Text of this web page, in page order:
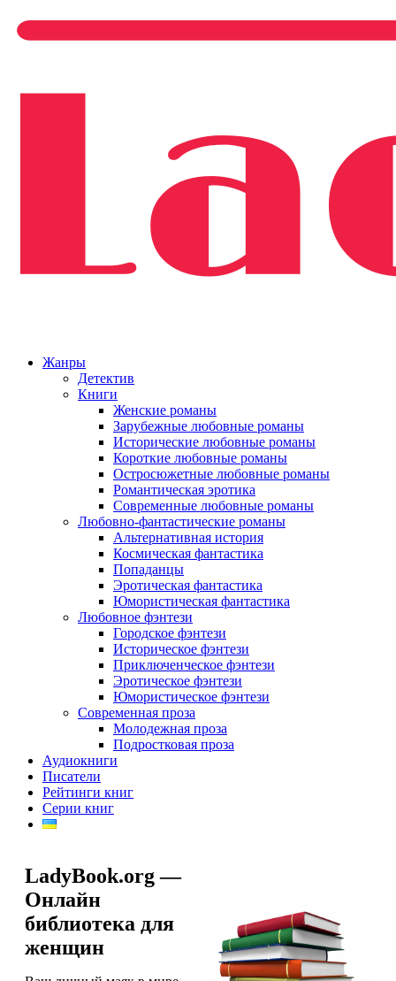
Жанры
Детектив
Книги
Женские романы
Зарубежные любовные романы
Исторические любовные романы
Короткие любовные романы
Остросюжетные любовные романы
Романтическая эротика
Современные любовные романы
Любовно-фантастические романы
Альтернативная история
Космическая фантастика
Попаданцы
Эротическая фантастика
Юмористическая фантастика
Любовное фэнтези
Городское фэнтези
Историческое фэнтези
Приключенческое фэнтези
Эротическое фэнтези
Юмористическое фэнтези
Современная проза
Молодежная проза
Подростковая проза
Аудиокниги
Писатели
Рейтинги книг
Серии книг
LadyBook.org —
Онлайн
библиотека для
женщин